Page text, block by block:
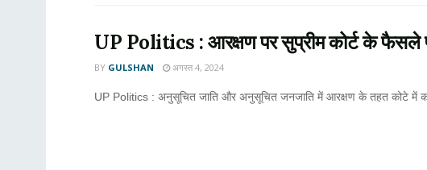
UP Politics : आरक्षण पर सुप्रीम कोर्ट के फैसले
BY GULSHAN अगस्त 4, 2024
UP Politics : अनुसूचित जाति और अनुसूचित जनजाति में आरक्षण के तहत कोटे में